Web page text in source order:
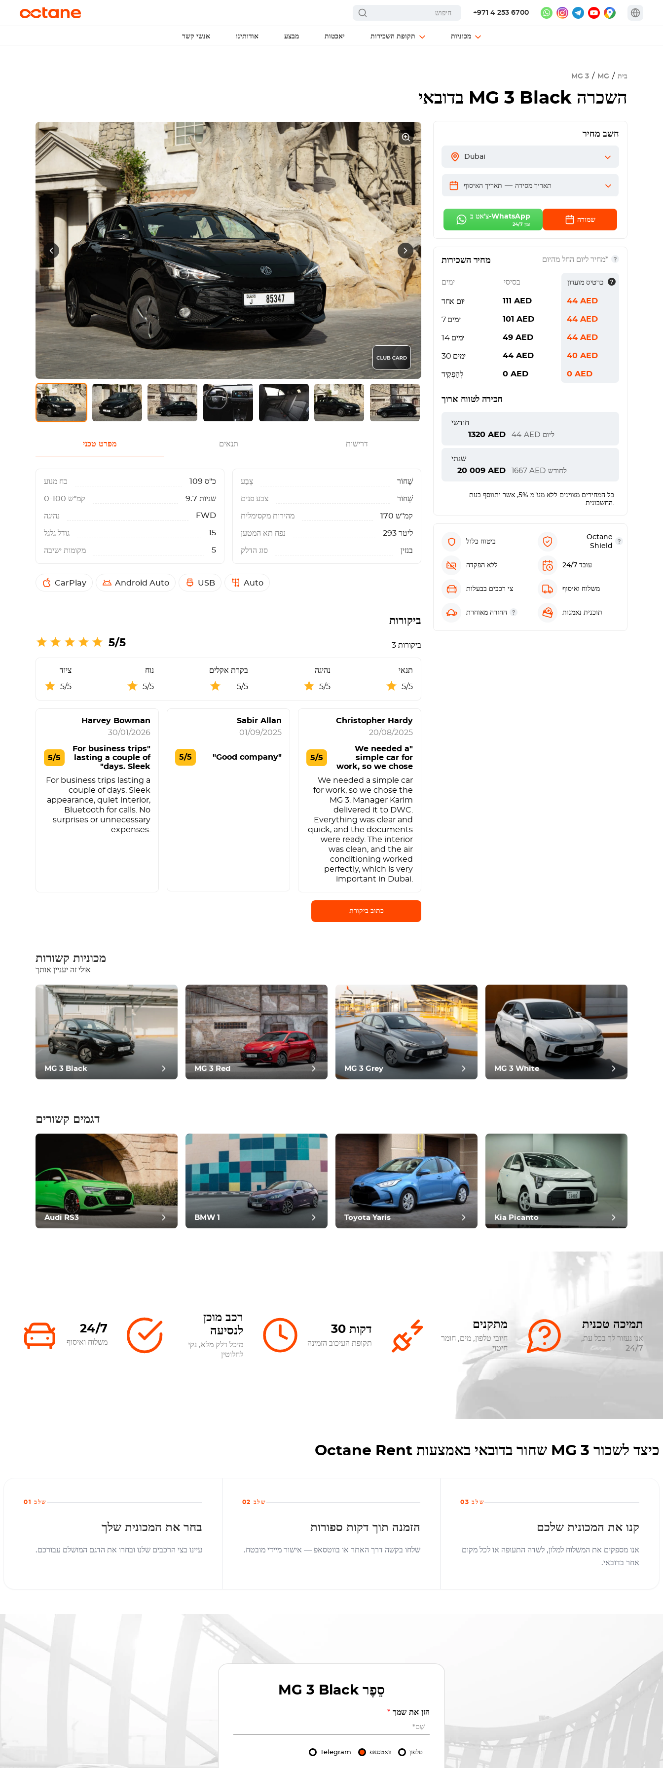
+971 4 253 6700
מכוניות תקופת השכירות יאכטות מבצע אודותינו אנשי קשר
בית MG
MG 3
השכרה MG 3 Black בדובאי
חשב מחיר
Dubai
תאריך האיסוף — תאריך מסירה
צ'אט ב-WhatsApp
זמין 24/7
שמורה
מחיר השכירות *מחיר ליום החל מהיום
ימים בסיסי כרטיס מועדון
יום אחד 111 AED 44 AED
7 ימים 101 AED 44 AED
14 ימים 49 AED 44 AED
30 ימים 44 AED 40 AED
לְהַפְקִיד 0 AED 0 AED
חכירה לטווח ארוך
חודשי
1320 AED 44 AED ליום
שנתי
20 009 AED 1667 AED לחודש
כל המחירים מצוינים ללא מע"מ 5%, אשר יתווסף בעת
החשבונית.
ביטוח כלול
Octane
Shield
ללא הפקדה עובד 24/7
צי רכבים בבעלות משלוח ואיסוף
החזרה מאוחרת תוכנית נאמנות
מפרט טכני תנאים דרישות
כח מנוע 109 כ"ס
0-100 קמ"ש 9.7 שניות
נהיגה FWD
גודל גלגל 15
מקומות ישיבה 5
צֶבַע שָׁחוֹר
צבע פנים שָׁחוֹר
מהירות מקסימלית 170 קמ"ש
נפח תא המטען 293 ליטר
סוג הדלק בנזין
CarPlay Android Auto USB Auto
ביקורות
5/5 3 ביקורות
ציוד
5/5
נוח
5/5
בקרת אקלים
5/5
נהיגה
5/5
תנאי
5/5
Harvey Bowman
30/01/2026
5/5
"For business trips
lasting a couple of
days. Sleek"
For business trips lasting a
couple of days. Sleek
appearance, quiet interior,
Bluetooth for calls. No
surprises or unnecessary
expenses.
Sabir Allan
01/09/2025
5/5 "Good company"
Christopher Hardy
20/08/2025
5/5
"We needed a
simple car for
work, so we chose
the M"
We needed a simple car
for work, so we chose the
MG 3. Manager Karim
delivered it to DWC.
Everything was clear and
quick, and the documents
were ready. The interior
was clean, and the air
conditioning worked
perfectly, which is very
important in Dubai.
כתוב ביקורת
כתוב ביקורת
ציוד
נוח
בקרת אקלים
נהיגה
תנאי
ביקורת פוסט
מכוניות קשורות
אולי זה יעניין אותך
MG 3 Black MG 3 Red MG 3 Grey MG 3 White
דגמים קשורים
Audi RS3 BMW 1 Toyota Yaris Kia Picanto
24/7
משלוח ואיסוף
רכב מוכן
לנסיעה
מיכל דלק מלא, נקי
לחלוטין
30 דקות
תקופת העיכוב הזמינה
מתקנים
חיובי טלפון, מים, חומר
חיטוי
תמיכה טכנית
אנו נעזור לך בכל עת,
24/7
כיצד לשכור MG 3 שחור בדובאי באמצעות Octane Rent
שלב 01
בחר את המכונית שלך
עיינו בצי הרכבים שלנו ובחרו את הדגם המושלם עבורכם.
שלב 02
הזמנה תוך דקות ספורות
שלחו בקשה דרך האתר או בווטסאפ — אישור מיידי מובטח.
שלב 03
קנו את המכונית שלכם
אנו מספקים את המשלוח למלון, לשדה התעופה או לכל מקום
אחר בדובאי.
סֵפֶרMG 3 Black
הזן את שמך *
טלפון וואטסאפ Telegram